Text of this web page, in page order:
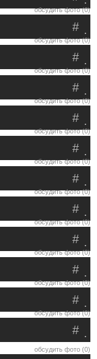
обсудить фото (0)
.
#
обсудить фото (0)
.
#
обсудить фото (0)
.
#
обсудить фото (0)
.
#
обсудить фото (0)
.
#
обсудить фото (0)
.
#
обсудить фото (0)
.
#
обсудить фото (0)
.
#
обсудить фото (0)
.
#
обсудить фото (0)
.
#
обсудить фото (0)
.
#
обсудить фото (0)